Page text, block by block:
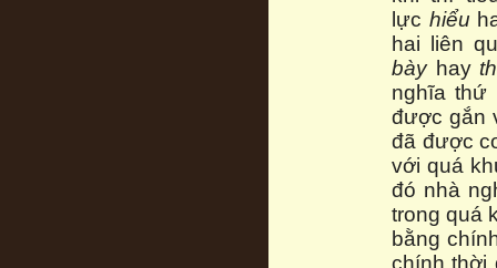
lực hiểu
hai liên
bàyhay
nghĩa thứ
được gắn
đã được
với quá
đó nhà
trong quá
bằng
chính thời